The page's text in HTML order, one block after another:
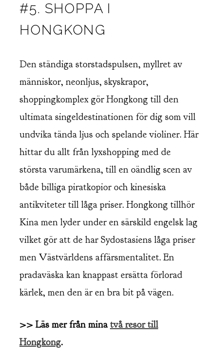
#5. SHOPPA I
HONGKONG
Den ständiga storstadspulsen, myllret av
människor, neonljus, skyskrapor,
shoppingkomplex gör Hongkong till den
ultimata singeldestinationen för dig som vill
undvika tända ljus och spelande violiner. Här
hittar du allt från lyxshopping med de
största varumärkena, till en oändlig scen av
både billiga piratkopior och kinesiska
antikviteter till låga priser. Hongkong tillhör
Kina men lyder under en särskild engelsk lag
vilket gör att de har Sydostasiens låga priser
men Västvärldens affärsmentalitet. En
pradaväska kan knappast ersätta förlorad
kärlek, men den är en bra bit på vägen.
>> Läs mer från minatvå resor till
Hongkong.